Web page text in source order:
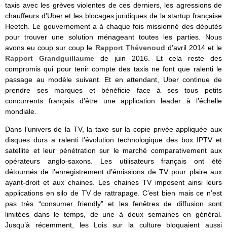
taxis avec les grèves violentes de ces derniers, les agressions de
chauffeurs d’Uber et les blocages juridiques de la startup française
Heetch. Le gouvernement a à chaque fois missionné des députés
pour trouver une solution ménageant toutes les parties. Nous
avons eu coup sur coup le Rapport Thévenoud d’avril 2014 et le
Rapport Grandguillaume de juin 2016. Et cela reste des
compromis qui pour tenir compte des taxis ne font que ralenti le
passage au modèle suivant. Et en attendant, Uber continue de
prendre ses marques et bénéficie face à ses tous petits
concurrents français d’être une application leader à l’échelle
mondiale.
Dans l’univers de la TV, la taxe sur la copie privée appliquée aux
disques durs a ralenti l’évolution technologique des box IPTV et
satellite et leur pénétration sur le marché comparativement aux
opérateurs anglo-saxons. Les utilisateurs français ont été
détournés de l’enregistrement d’émissions de TV pour plaire aux
ayant-droit et aux chaines. Les chaines TV imposent ainsi leurs
applications en silo de TV de rattrapage. C’est bien mais ce n’est
pas très “consumer friendly” et les fenêtres de diffusion sont
limitées dans le temps, de une à deux semaines en général.
Jusqu’à récemment, les Lois sur la culture bloquaient aussi